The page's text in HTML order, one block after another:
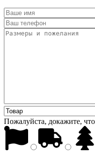
Пожалуйста, докажите,